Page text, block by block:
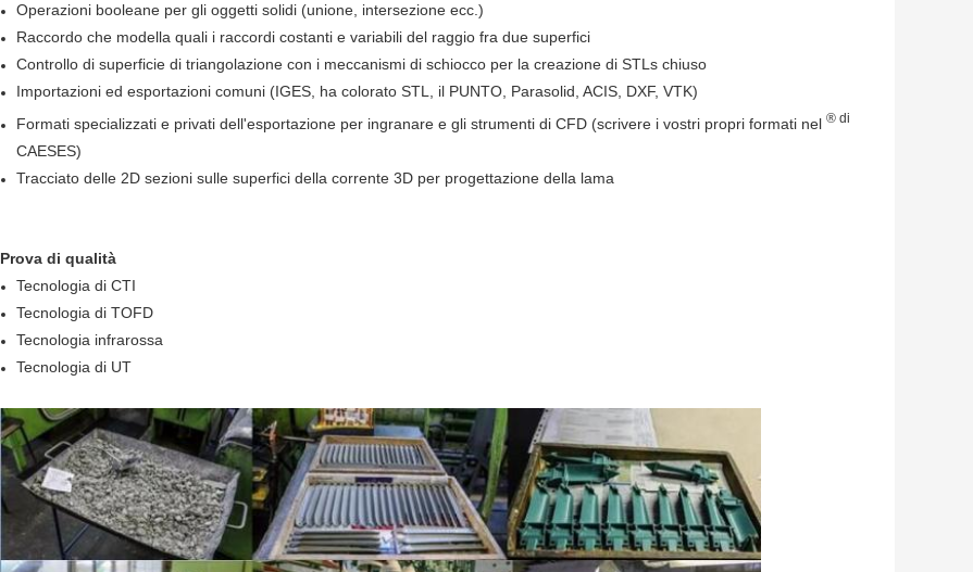
Operazioni booleane per gli oggetti solidi (unione, intersezione ecc.)
Raccordo che modella quali i raccordi costanti e variabili del raggio fra due superfici
Controllo di superficie di triangolazione con i meccanismi di schiocco per la creazione di STLs chiuso
Importazioni ed esportazioni comuni (IGES, ha colorato STL, il PUNTO, Parasolid, ACIS, DXF, VTK)
Formati specializzati e privati dell'esportazione per ingranare e gli strumenti di CFD (scrivere i vostri propri formati nel ® di
CAESES)
Tracciato delle 2D sezioni sulle superfici della corrente 3D per progettazione della lama
Prova di qualità
Tecnologia di CTI
Tecnologia di TOFD
Tecnologia infrarossa
Tecnologia di UT